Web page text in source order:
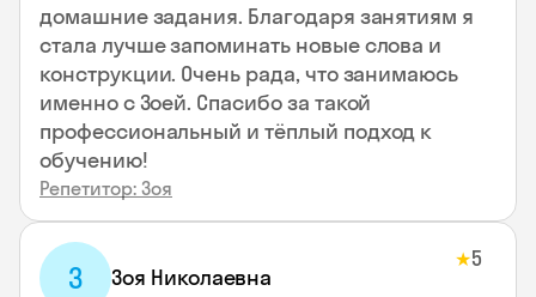
домашние задания. Благодаря занятиям я
стала лучше запоминать новые слова и
конструкции. Очень рада, что занимаюсь
именно с Зоей. Спасибо за такой
профессиональный и тёплый подход к
обучению!
Репетитор: Зоя
З Зоя Николаевна
★5